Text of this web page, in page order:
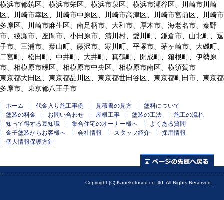
横浜市都筑区、横浜市栄区、横浜市泉区、横浜市瀬谷区、川崎市川崎
区、川崎市幸区、川崎市中原区、川崎市高津区、川崎市宮前区、川崎市
多摩区、川崎市麻生区、南足柄市、大和市、厚木市、海老名市、秦野
市、綾瀬市、座間市、小田原市、清川村、愛川町、鎌倉市、山北町、逗
子市、三浦市、葉山町、藤沢市、寒川町、平塚市、茅ヶ崎市、大磯町、
二宮町、松田町、中井町、大井町、真鶴町、開成町、箱根町、伊勢原
市、相模原市緑区、相模原市中央区、相模原市南区、横須賀市
東京都大田区、東京都品川区、東京都世田谷区、東京都町田市、東京都
多摩市、東京都八王子市
ホーム 代金入り施工事例 見積書の見方
塗料について
塗装の料金
お問い合わせ 屋根工事 塗装の工法
施工の流れ
知って得する豆知識
集合住宅のオーナー様へ
よくある質問
金子塗装からお客様へ
会社情報 スタッフ紹介
採用情報
個人情報保護方針
ページの先頭へ
Copyright (C) Kanekotosou co.,ltd. All Rights Reserved..